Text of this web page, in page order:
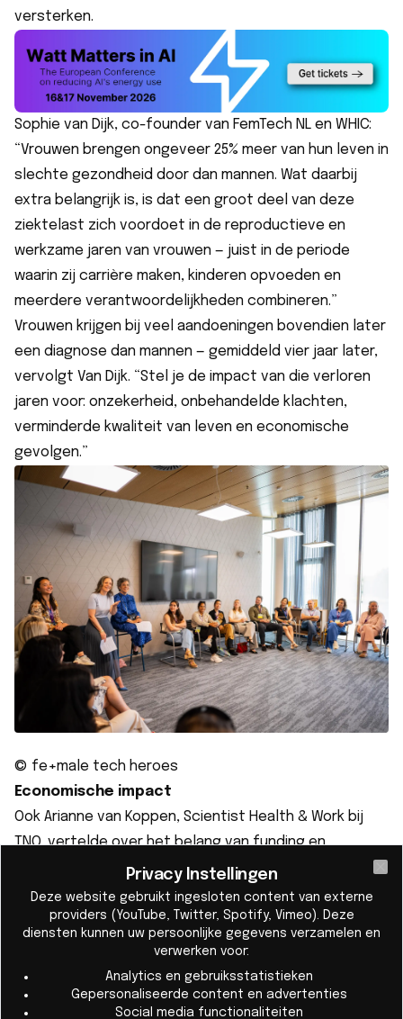
versterken.
Sophie van Dijk, co-founder van FemTech NL en WHIC:
“Vrouwen brengen ongeveer 25% meer van hun leven in
slechte gezondheid door dan mannen. Wat daarbij
extra belangrijk is, is dat een groot deel van deze
ziektelast zich voordoet in de reproductieve en
werkzame jaren van vrouwen — juist in de periode
waarin zij carrière maken, kinderen opvoeden en
meerdere verantwoordelijkheden combineren.”
Vrouwen krijgen bij veel aandoeningen bovendien later
een diagnose dan mannen — gemiddeld vier jaar later,
vervolgt Van Dijk. “Stel je de impact van die verloren
jaren voor: onzekerheid, onbehandelde klachten,
verminderde kwaliteit van leven en economische
gevolgen.”
© fe+male tech heroes
Economische impact
Ook Arianne van Koppen, Scientist Health & Work bij
TNO, vertelde over het belang van funding en
onderzoek in de FemTech. “We hebben samen met het
Centraal Bureau voor de Statistiek onderzoek gedaan
onder duizenden werkende vrouwen. De resultaten
waren opvallend. Ongeveer 1,8 miljoen vrouwen in
Nederland ervaren hormoongerelateerde klachten die
hun dagelijks leven en werk beïnvloeden. Veel van hen
Privacy Instellingen
Deze website gebruikt ingesloten content van externe
providers (YouTube, Twitter, Spotify, Vimeo). Deze
diensten kunnen uw persoonlijke gegevens verzamelen en
verwerken voor:
Analytics en gebruiksstatistieken
Gepersonaliseerde content en advertenties
Social media functionaliteiten